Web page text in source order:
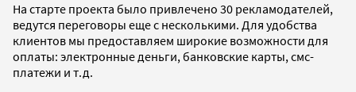
На старте проекта было привлечено 30 рекламодателей,
ведутся переговоры еще с несколькими. Для удобства
клиентов мы предоставляем широкие возможности для
оплаты: электронные деньги, банковские карты, смс-
платежи и т.д.